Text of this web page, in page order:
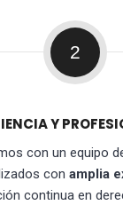
2
Y
con un equipo
con amplia
continua en